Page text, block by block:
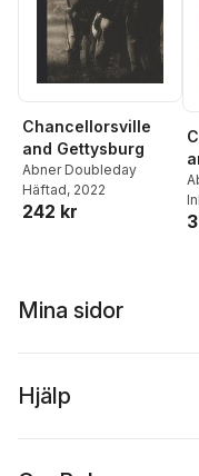
Chancellorsville
and Gettysburg
Abner Doubleday
Häftad, 2022
242 kr
Mina sidor
Hjälp